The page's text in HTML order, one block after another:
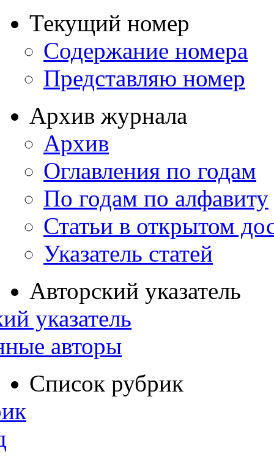
Текущий номер
Содержание номера
Представляю номер
Архив журнала
Архив
Оглавления по годам
По годам по алфавиту
Статьи в открытом
Указатель статей
Авторский указатель
указатель
авторы
Список рубрик